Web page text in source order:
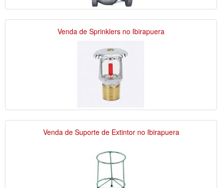
Venda de Sprinklers no Ibirapuera
Venda de Suporte de Extintor no Ibirapuera